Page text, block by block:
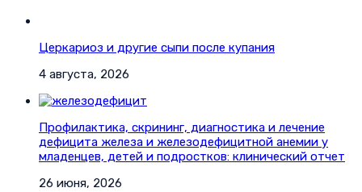
Церкариоз и другие сыпи после купания
4 августа, 2026
Профилактика, скрининг, диагностика и лечение
дефицита железа и железодефицитной анемии у
младенцев, детей и подростков: клинический отчет
26 июня, 2026